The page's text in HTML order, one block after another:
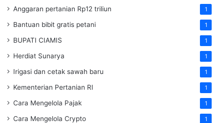
Anggaran pertanian Rp12 triliun 1
Bantuan bibit gratis petani 1
BUPATI CIAMIS 1
Herdiat Sunarya 1
Irigasi dan cetak sawah baru 1
Kementerian Pertanian RI 1
Cara Mengelola Pajak 1
Cara Mengelola Crypto 1